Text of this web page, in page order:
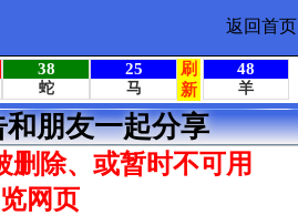
返回首页
朋友一起分享
除、或暂时不可用
网页